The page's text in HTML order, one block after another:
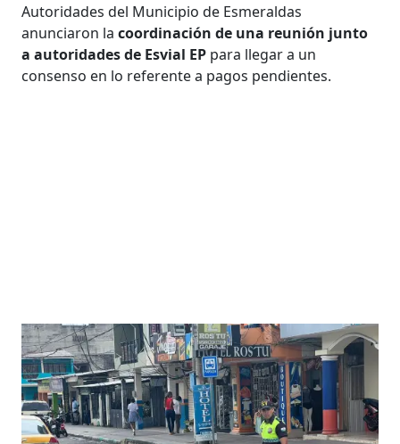
Autoridades del Municipio de Esmeraldas
anunciaron lacoordinación de una reunión junto
a autoridades de Esvial EP para llegar a un
consenso en lo referente a pagos pendientes.